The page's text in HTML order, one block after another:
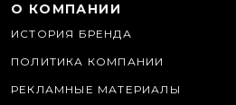
О КОМПАНИИ
ИСТОРИЯ БРЕНДА
ПОЛИТИКА КОМПАНИИ
РЕКЛАМНЫЕ МАТЕРИАЛЫ